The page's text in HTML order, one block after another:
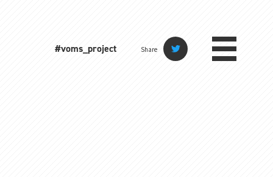
#voms_project Share